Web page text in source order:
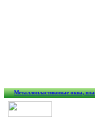
Металлопластиковые окна,